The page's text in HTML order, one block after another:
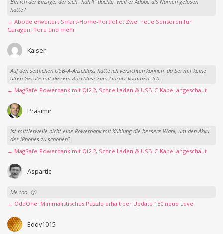
Bin ich der Einzige, der sich „häh?!“ dachte, weil er Adobe als Namen gelesen
hatte?
→ Abode erweitert Smart-Home-Portfolio: Zwei neue Sensoren für
Garagen, Tore und mehr
Kaiser
Auf den seitlichen USB-A-Anschluss hätte ich verzichten können, da bei mir keine
alten Geräte mit diesem Anschluss zum Einsatz kommen. Ich...
→ MagSafe-Powerbank mit Qi2.2, Schnellladen & USB-C-Kabel angeschaut
Prasimir
Ist mittlerweile nicht eine Powerbank mit Kühlung die bessere Wahl, um den Akku
des iPhones zu schonen?
→ MagSafe-Powerbank mit Qi2.2, Schnellladen & USB-C-Kabel angeschaut
Aspartic
Me too. 🙂
→ OddOne: Minimalistisches Puzzle erhält per Update 150 neue Level
Eddy1015